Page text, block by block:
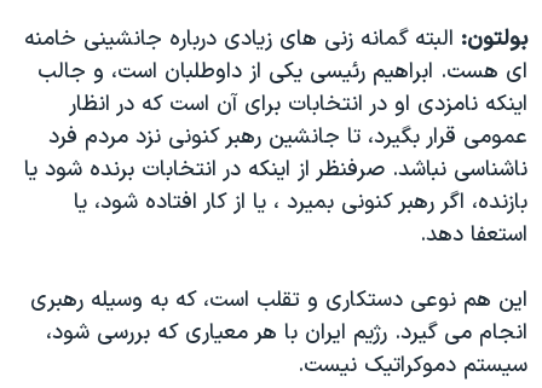
بولتون: البته گمانه زنی های زیادی درباره جانشینی خامنه
ای هست. ابراهیم رئیسی یکی از داوطلبان است، و جالب
اینکه نامزدی او در انتخابات برای آن است که در انظار
عمومی قرار بگیرد، تا جانشین رهبر کنونی نزد مردم فرد
ناشناسی نباشد. صرفنظر از اینکه در انتخابات برنده شود یا
بازنده، اگر رهبر کنونی بمیرد ، یا از کار افتاده شود، یا
استعفا دهد.
این هم نوعی دستکاری و تقلب است، که به وسیله رهبری
انجام می گیرد. رژیم ایران با هر معیاری که بررسی شود،
سیستم دموکراتیک نیست.